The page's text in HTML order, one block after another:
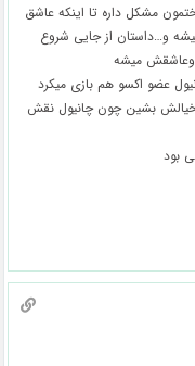
مشکل داره تا اینکه عاشق
و…داستان از جایی شروع
وعاشقش میشه
عضو اکسو هم بازی میکرد
بیخیالش بشین چون چانیول نقش
بود